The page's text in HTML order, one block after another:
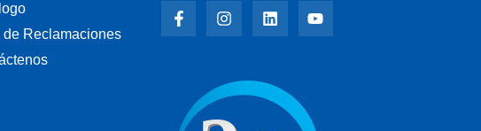
de Reclamaciones